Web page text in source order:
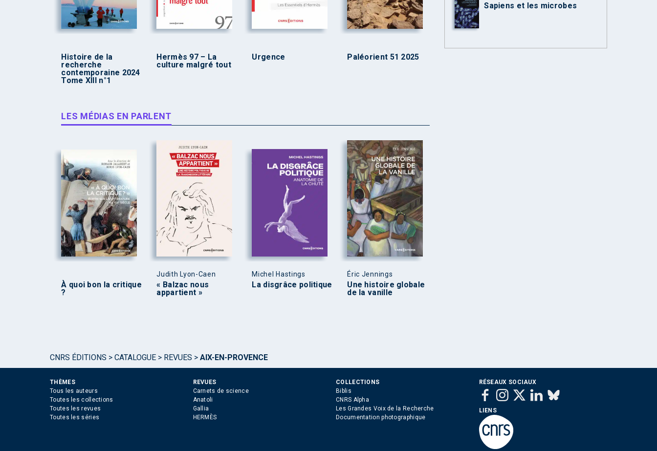
Histoire de la
recherche
contemporaine 2024
Tome XIII n°1
Hermès 97 – La
culture malgré tout
Urgence Paléorient 51 2025
LES MÉDIAS EN PARLENT
À quoi bon la critique
?
Judith Lyon-Caen
« Balzac nous
appartient »
Michel Hastings
La disgrâce politique
Éric Jennings
Une histoire globale
de la vanille
Sapiens et les microbes
CNRS ÉDITIONS > CATALOGUE > REVUES > AIX-EN-PROVENCE
THÈMES
Tous les auteurs
Toutes les collections
Toutes les revues
Toutes les séries
REVUES
Carnets de science
Anatoli
Gallia
HERMÈS
COLLECTIONS
Biblis
CNRS Alpha
Les Grandes Voix de la Recherche
Documentation photographique
RÉSEAUX SOCIAUX
LIENS